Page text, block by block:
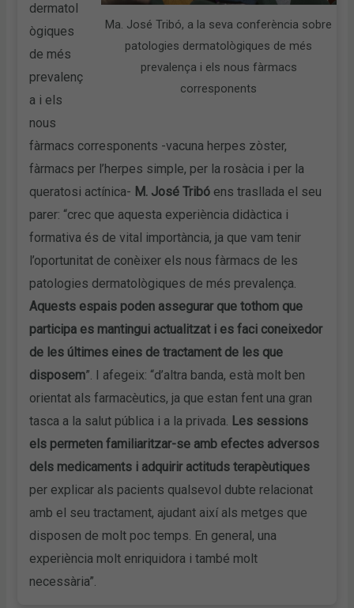
Ma. José Tribó, a la seva conferència sobre
patologies dermatològiques de més
prevalença i els nous fàrmacs
corresponents
dermatol
ògiques
de més
prevalenç
a i els
nous
fàrmacs corresponents -vacuna herpes zòster,
fàrmacs per l’herpes simple, per la rosàcia i per la
queratosi actínica- M. José Tribó ens trasllada el seu
parer: “crec que aquesta experiència didàctica i
formativa és de vital importància, ja que vam tenir
l’oportunitat de conèixer els nous fàrmacs de les
patologies dermatològiques de més prevalença.
Aquests espais poden assegurar que tothom que
participa es mantingui actualitzat i es faci coneixedor
de les últimes eines de tractament de les que
disposem”. I afegeix: “d’altra banda, està molt ben
orientat als farmacèutics, ja que estan fent una gran
tasca a la salut pública i a la privada. Les sessions
els permeten familiaritzar-se amb efectes adversos
dels medicaments i adquirir actituds terapèutiques
per explicar als pacients qualsevol dubte relacionat
amb el seu tractament, ajudant així als metges que
disposen de molt poc temps. En general, una
experiència molt enriquidora i també molt
necessària”.